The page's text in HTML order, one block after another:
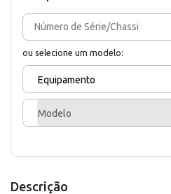
ou selecione um modelo:
Equipamento
Modelo
Descrição